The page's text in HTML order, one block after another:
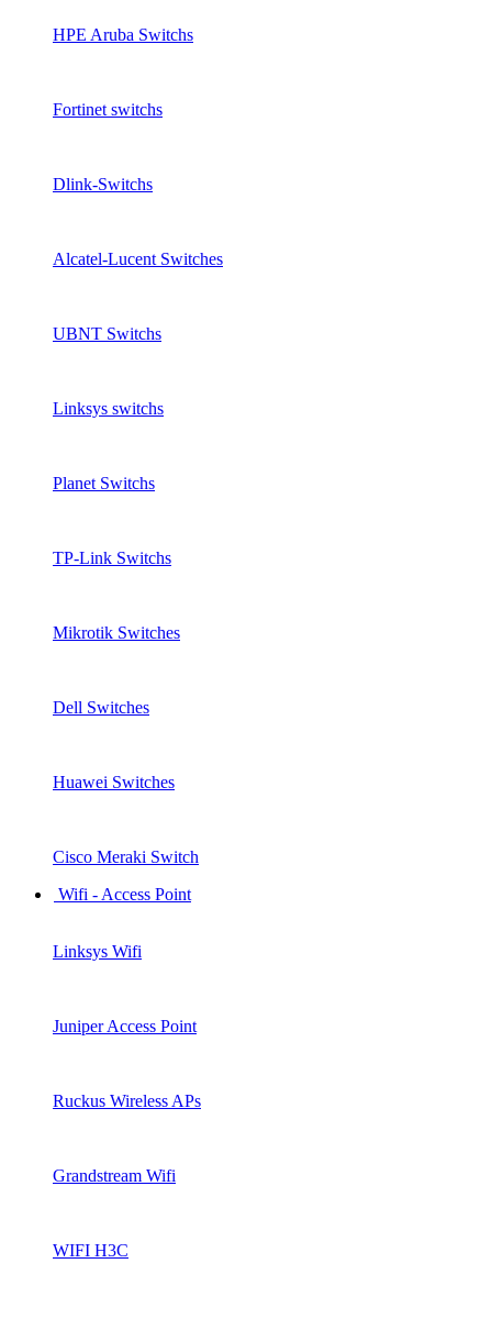
HPE Aruba Switchs
Fortinet switchs
Dlink-Switchs
Alcatel-Lucent Switches
UBNT Switchs
Linksys switchs
Planet Switchs
TP-Link Switchs
Mikrotik Switches
Dell Switches
Huawei Switches
Cisco Meraki Switch
Wifi - Access Point
Linksys Wifi
Juniper Access Point
Ruckus Wireless APs
Grandstream Wifi
WIFI H3C